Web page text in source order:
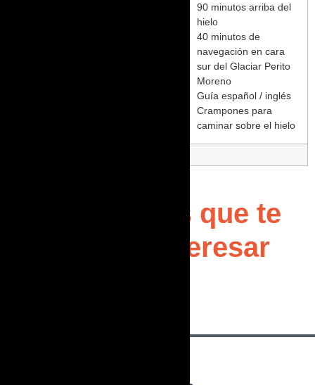
90 minutos arriba del
hielo
40 minutos de
navegación en cara
sur del Glaciar Perito
Moreno
Guía español / inglés
Crampones para
caminar sobre el hielo
Otros Tours que te
pueden Interesar